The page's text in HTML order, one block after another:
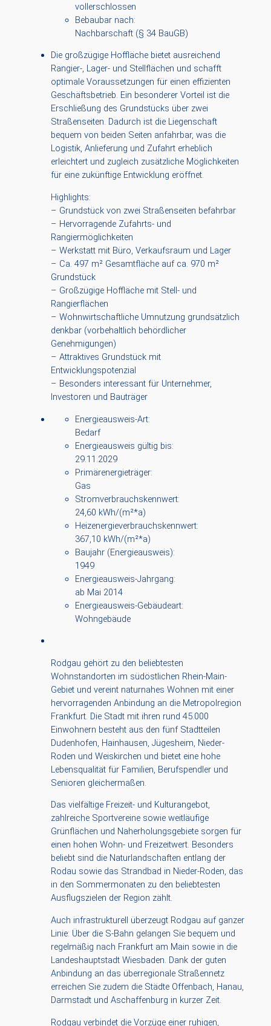
vollerschlossen
Bebaubar nach:
Nachbarschaft (§ 34 BauGB)
Die großzügige Hoffläche bietet ausreichend
Rangier-, Lager- und Stellflächen und schafft
optimale Voraussetzungen für einen effizienten
Geschäftsbetrieb. Ein besonderer Vorteil ist die
Erschließung des Grundstücks über zwei
Straßenseiten. Dadurch ist die Liegenschaft
bequem von beiden Seiten anfahrbar, was die
Logistik, Anlieferung und Zufahrt erheblich
erleichtert und zugleich zusätzliche Möglichkeiten
für eine zukünftige Entwicklung eröffnet.
Highlights:
– Grundstück von zwei Straßenseiten befahrbar
– Hervorragende Zufahrts- und
Rangiermöglichkeiten
– Werkstatt mit Büro, Verkaufsraum und Lager
– Ca. 497 m² Gesamtfläche auf ca. 970 m²
Grundstück
– Großzügige Hoffläche mit Stell- und
Rangierflächen
– Wohnwirtschaftliche Umnutzung grundsätzlich
denkbar (vorbehaltlich behördlicher
Genehmigungen)
– Attraktives Grundstück mit
Entwicklungspotenzial
– Besonders interessant für Unternehmer,
Investoren und Bauträger
Energieausweis-Art:
Bedarf
Energieausweis gültig bis:
29.11.2029
Primärenergieträger:
Gas
Stromverbrauchskennwert:
24,60 kWh/(m²*a)
Heizenergieverbrauchskennwert:
367,10 kWh/(m²*a)
Baujahr (Energieausweis):
1949
Energieausweis-Jahrgang:
ab Mai 2014
Energieausweis-Gebäudeart:
Wohngebäude
Rodgau gehört zu den beliebtesten
Wohnstandorten im südöstlichen Rhein-Main-
Gebiet und vereint naturnahes Wohnen mit einer
hervorragenden Anbindung an die Metropolregion
Frankfurt. Die Stadt mit ihren rund 45.000
Einwohnern besteht aus den fünf Stadtteilen
Dudenhofen, Hainhausen, Jügesheim, Nieder-
Roden und Weiskirchen und bietet eine hohe
Lebensqualität für Familien, Berufspendler und
Senioren gleichermaßen.
Das vielfältige Freizeit- und Kulturangebot,
zahlreiche Sportvereine sowie weitläufige
Grünflächen und Naherholungsgebiete sorgen für
einen hohen Wohn- und Freizeitwert. Besonders
beliebt sind die Naturlandschaften entlang der
Rodau sowie das Strandbad in Nieder-Roden, das
in den Sommermonaten zu den beliebtesten
Ausflugszielen der Region zählt.
Auch infrastrukturell überzeugt Rodgau auf ganzer
Linie: Über die S-Bahn gelangen Sie bequem und
regelmäßig nach Frankfurt am Main sowie in die
Landeshauptstadt Wiesbaden. Dank der guten
Anbindung an das überregionale Straßennetz
erreichen Sie zudem die Städte Offenbach, Hanau,
Darmstadt und Aschaffenburg in kurzer Zeit.
Rodgau verbindet die Vorzüge einer ruhigen,